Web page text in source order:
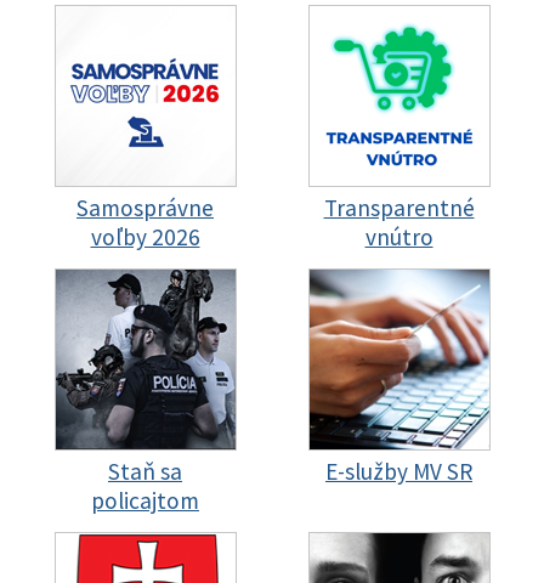
Samosprávne
voľby 2026
Transparentné
vnútro
Staň sa
policajtom
E-služby MV SR